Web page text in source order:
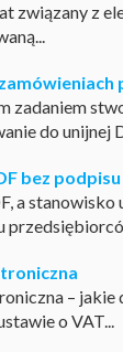
związany z
zadaniem
do unijnej
bez podpisu
a
– jakie
o VAT...